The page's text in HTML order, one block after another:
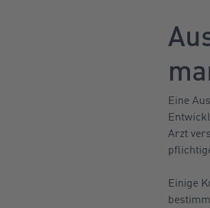
Eine
Arzt
Einige